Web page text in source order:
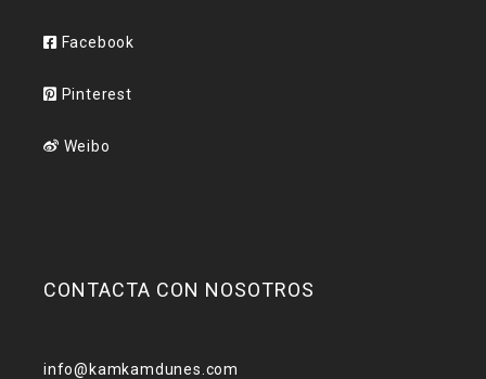
Facebook
Pinterest
Weibo
CONTACTA CON NOSOTROS
info@kamkamdunes.com